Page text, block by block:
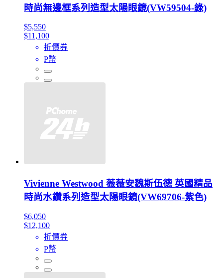
時尚無邊框系列造型太陽眼鏡(VW59504-綠)
$5,550
$11,100
折價券
P幣
Vivienne Westwood 薇薇安魏斯伍德 英國精品
時尚水鑽系列造型太陽眼鏡(VW69706-紫色)
$6,050
$12,100
折價券
P幣